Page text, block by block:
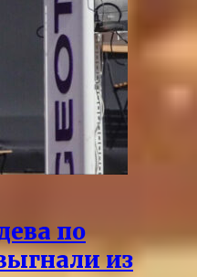
по
из